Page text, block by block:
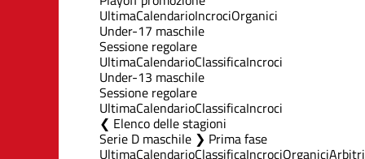
UltimaCalendarioIncrociOrganici
Under-17 maschile
Sessione regolare
UltimaCalendarioClassificaIncroci
Under-13 maschile
Sessione regolare
UltimaCalendarioClassificaIncroci
Elenco delle stagioni
Serie D maschile ❯ Prima fase
UltimaCalendarioClassificaIncrociOrganiciArbitri